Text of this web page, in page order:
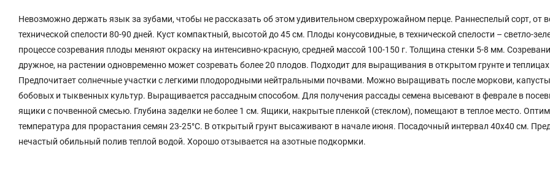
Невозможно держать язык за зубами, чтобы не рассказать об этом удивительном сверхурожайном перце. Раннеспелый сорт, от
технической спелости 80-90 дней. Куст компактный, высотой до 45 см. Плоды конусовидные, в технической спелости – светло-
процессе созревания плоды меняют окраску на интенсивно-красную, средней массой 100-150 г. Толщина стенки 5-8 мм.
дружное, на растении одновременно может созревать более 20 плодов. Подходит для выращивания в открытом грунте и
Предпочитает солнечные участки с легкими плодородными нейтральными почвами. Можно выращивать после моркови,
бобовых и тыквенных культур. Выращивается рассадным способом. Для получения рассады семена высевают в феврале в
ящики с почвенной смесью. Глубина заделки не более 1 см. Ящики, накрытые пленкой (стеклом), помещают в теплое место.
температура для прорастания семян 23-25°С. В открытый грунт высаживают в начале июня. Посадочный интервал 40х40 см.
нечастый обильный полив теплой водой. Хорошо отзывается на азотные подкормки.